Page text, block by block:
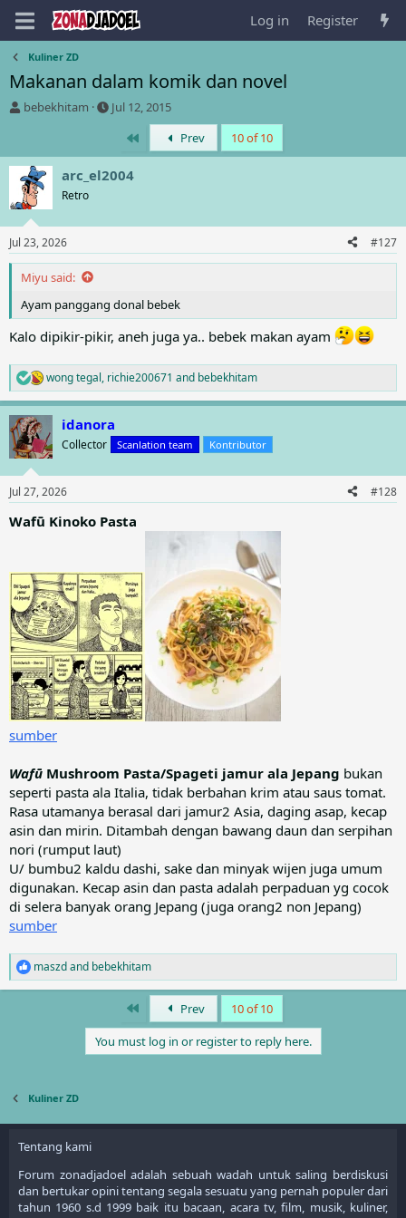
Log in Register
Kuliner ZD
Makanan dalam komik dan novel
T
e
a
d
s
t
a
r
t
e
r
bebekhitam
S
r
t
Jul 12, 2015
Prev 10 of 10
arc_el2004
Retro
Jul 23, 2026 #127
Miyu said:
Ayam panggang donal bebek
Kalo dipikir-pikir, aneh juga ya.. bebek makan ayam
R
e
a
c
t
i
n
s
:
wong tegal, richie200671 and bebekhitam
idanora
Collector Scanlation team Kontributor
Jul 27, 2026 #128
Wafū Kinoko Pasta
sumber
Wafū Mushroom Pasta/Spageti jamur ala Jepang bukan
seperti pasta ala Italia, tidak berbahan krim atau saus tomat.
Rasa utamanya berasal dari jamur2 Asia, daging asap, kecap
asin dan mirin. Ditambah dengan bawang daun dan serpihan
nori (rumput laut)
U/ bumbu2 kaldu dashi, sake dan minyak wijen juga umum
digunakan. Kecap asin dan pasta adalah perpaduan yg cocok
di selera banyak orang Jepang (juga orang2 non Jepang)
sumber
R
e
:
maszdand bebekhitam
Prev
10 of 10
You must log in or register to reply here.
Kuliner ZD
Tentang kami
Forum zonadjadoel adalah sebuah wadah untuk saling berdiskusi
dan bertukar opini tentang segala sesuatu yang pernah populer dari
tahun 1960 s.d 1999 baik itu bacaan, acara tv, film, musik, kuliner,